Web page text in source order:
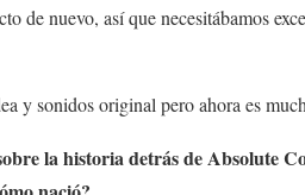
de nuevo, así que necesitábamos
y sonidos original pero ahora es
la historia detrás deAbsolute